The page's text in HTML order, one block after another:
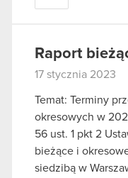
Raport
17 stycznia 2023
Temat: Terminy
okresowych w
56 ust. 1 pkt 2
bieżące i
siedzibą w